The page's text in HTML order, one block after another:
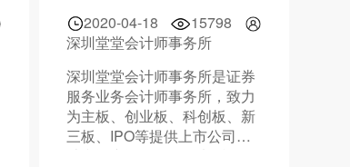
2020-04-18
15798
深圳堂堂会计师事务所
深圳堂堂会计师事务所是证券
服务业务会计师事务所，致力
为主板、创业板、科创板、新
三板、IPO等提供上市公司审
计和资产评估服务。电话：